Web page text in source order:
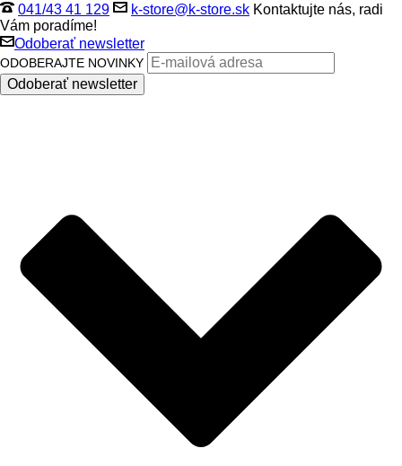
041/43 41 129 k-store@k-store.sk Kontaktujte nás, radi
Vám poradíme!
Odoberať newsletter
ODOBERAJTE NOVINKY